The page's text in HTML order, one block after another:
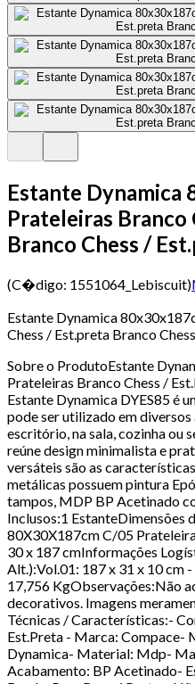
Estante Dynamica
Prateleiras Branco
Branco Chess /
(C�digo: 1551064_Lebiscuit)
Estante Dynamica
Chess / Est.preta Branco
Sobre o ProdutoEstante
Prateleiras Branco Chess /
Estante Dynamica DYES85 é
pode ser utilizado em
escritório, na sala, cozinha ou
reúne design minimalista e
versáteis são as
metálicas possuem pintura
tampos, MDP BP Acetinado
Inclusos:1 EstanteDimensões
80X30X187cm C/05
30 x 187 cmInformações
Alt.):Vol.01: 187 x 31 x 10 cm
17,756 KgObservações:Não
decorativos. Imagens
Técnicas / Características:-
Est.Preta - Marca: Compace-
Dynamica- Material: Mdp-
Acabamento: BP Acetinado-